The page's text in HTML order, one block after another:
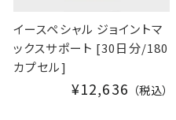
イースペシャル ジョイントマ
ックスサポート [30日分/180
カプセル]
¥12,636 （税込）